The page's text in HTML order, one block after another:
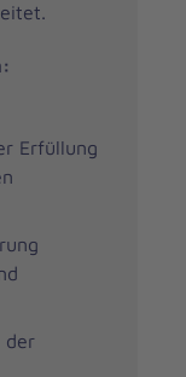
Erfüllung
der